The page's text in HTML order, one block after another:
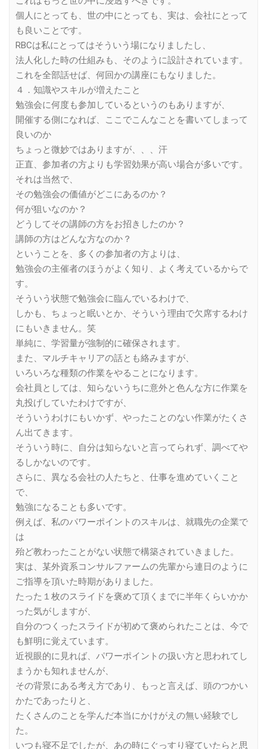
個人にとっても、世の中にとっても、実は、会社にとって
も良いことです。
RBCは私にとってはそういう場になりましたし、
法人化した時の仕組みも、そのように設計されています。
これを全部話せば、何回かの講座にもなりました。
４．知識やスキルが増えたこと
勉強会に何度も参加しているというのもありますが、
開催する側になれば、ここでこんなことを書いてしまって
良いのか
ちょっと微妙ではありますが、、、汗
正直、参加者の方よりも学習効果が高い場合が多いです。
それは当然で、
その勉強会の価値がどこにあるのか？
何が狙いなのか？
どうしてその講師の方をお招きしたのか？
講師の方はどんな方なのか？
ということを、多くの参加者の方よりは、
勉強会の主催者のほうがよく知り、よく考えているからで
す。
そういう状態で勉強会に臨んでいるわけで、
しかも、ちょっと眠いとか、そういう理由で欠席するわけ
にもいきません。笑
単純に、学習量が強制的に確保されます。
また、マルチキャリアの話とも絡みますが、
いろいろな種類の作業をやることになります。
会社員としては、知らないうちに意外と色んな方に作業を
丸投げしていたわけですが、
そういうわけにもいかず、やったことのない作業がたくさ
ん出てきます。
そういう時に、自分は知らないと言ってられず、調べてや
るしかないのです。
さらに、異なる会社の人たちと、仕事を進めていくこと
で、
勉強になることも多いです。
例えば、私のパワーポイントのスキルは、就職先の企業で
は
殆ど教わったことがない状態で構築されていきました。
実は、某外資系コンサルファームの先輩から連日のように
ご指導を頂いた時期がありました。
たった１枚のスライドを褒めて頂くまでに半年くらいかか
った気がしますが、
自分のつくったスライドが初めて褒められたことは、今で
も鮮明に覚えています。
近視眼的に見れば、パワーポイントの扱い方と思われてし
まうかも知れませんが、
その背景にある考え方であり、もっと言えば、頭のつかい
かたであったりと、
たくさんのことを学んだ本当にかけがえの無い経験でし
た。
いつも寝不足でしたが、あの時にぐっすり寝ていたらと思